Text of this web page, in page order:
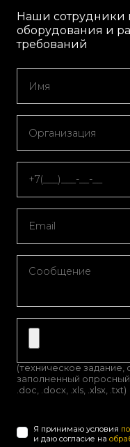
Наши сотрудники
оборудования и
требований
(техническое
заполненный опросный
.doc, .docx, .xls, .xlsx, .txt)
Я принимаю условия
и даю согласие на